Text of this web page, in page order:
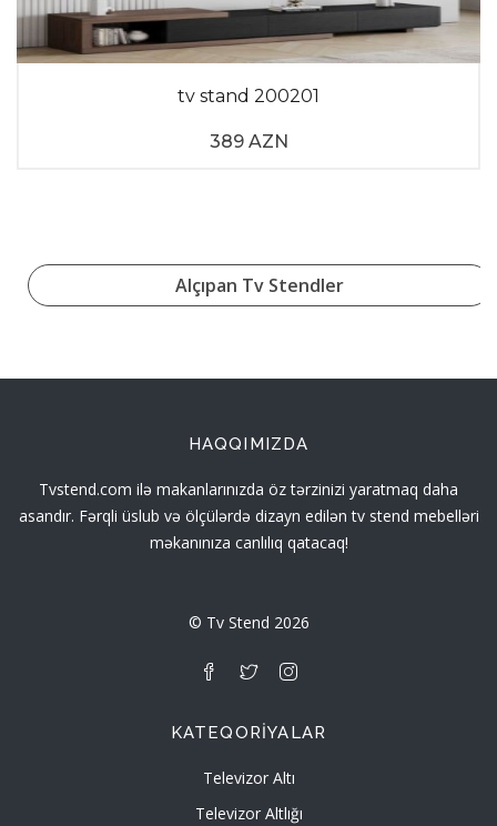
tv stand 200201
389 AZN
Alçıpan Tv Stendler
HAQQIMIZDA
Tvstend.com ilə makanlarınızda öz tərzinizi yaratmaq daha
asandır. Fərqli üslub və ölçülərdə dizayn edilən tv stend mebelləri
məkanınıza canlılıq qatacaq!
© Tv Stend 2026
KATEQORIYALAR
Televizor Altı
Televizor Altlığı